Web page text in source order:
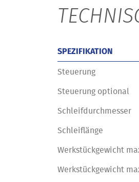
SPEZIFIKATION
Steuerung
Steuerung optional
Schleifdurchmesser
Schleiflänge
Werkstückgewicht
Werkstückgewicht